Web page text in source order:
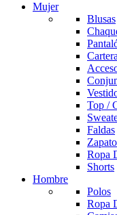
Mujer
Blusas
Top /
Faldas
Ropa
Shorts
Hombre
Polos
Ropa